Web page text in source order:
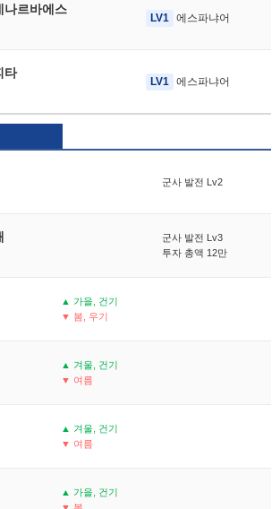
나르바에스
LV1 에스파냐어
타
LV1 에스파냐어
군사 발전 Lv2
군사 발전 Lv3
투자 총액 12만
▲ 가을, 건기
▼ 봄, 우기
▲ 겨울, 건기
▼ 여름
▲ 겨울, 건기
▼ 여름
▲ 가을, 건기